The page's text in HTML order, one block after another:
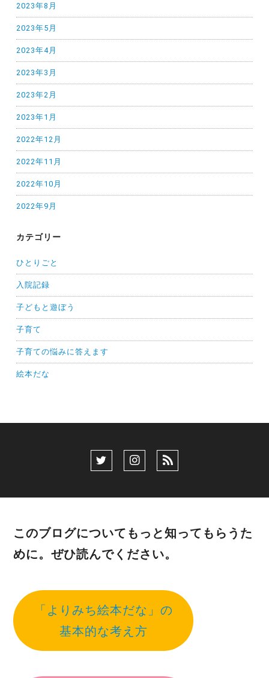
2023年8月
2023年5月
2023年4月
2023年3月
2023年2月
2023年1月
2022年12月
2022年11月
2022年10月
2022年9月
カテゴリー
ひとりごと
入院記録
子どもと遊ぼう
子育て
子育ての悩みに答えます
絵本だな
このブログについてもっと知ってもらうた
めに。ぜひ読んでください。
「よりみち絵本だな」の
基本的な考え方